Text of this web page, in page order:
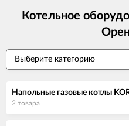
Котельное
Напольные газовые котлы
2 товара